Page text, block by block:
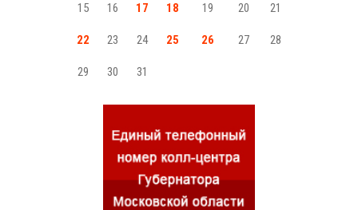
15 16 17 18 19 20 21
22 23 24 25 26 27 28
29 30 31